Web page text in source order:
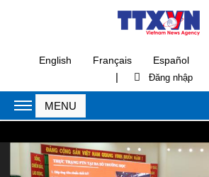
English Français Español
|